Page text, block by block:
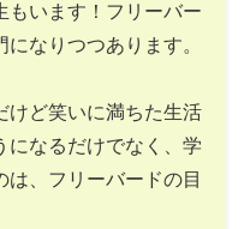
もいます！フリーバー
なりつつあります。
けど笑いに満ちた生活
になるだけでなく、学
、フリーバードの目